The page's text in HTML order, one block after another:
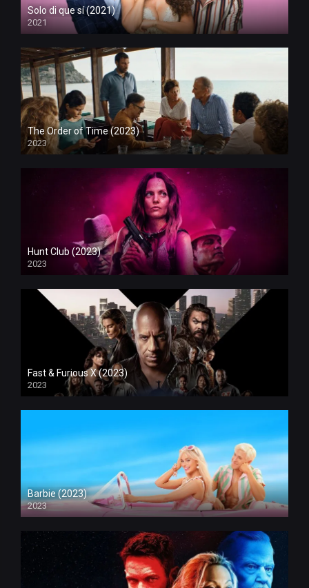
Solo di que sí (2021)
2021
The Order of Time (2023)
2023
Hunt Club (2023)
2023
Fast & Furious X (2023)
2023
Barbie (2023)
2023